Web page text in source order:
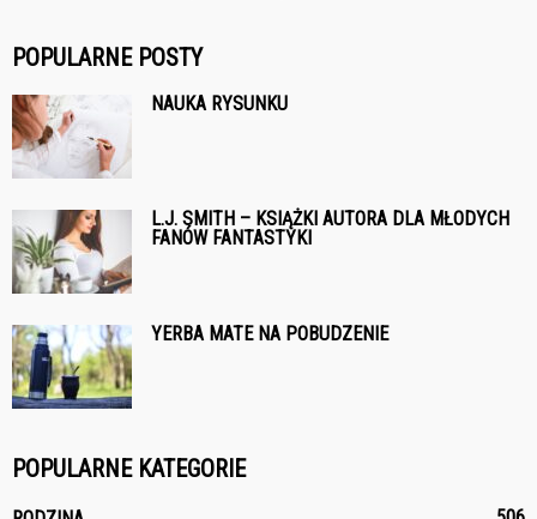
POPULARNE POSTY
NAUKA RYSUNKU
L.J. SMITH – KSIĄŻKI AUTORA DLA MŁODYCH
FANÓW FANTASTYKI
YERBA MATE NA POBUDZENIE
POPULARNE KATEGORIE